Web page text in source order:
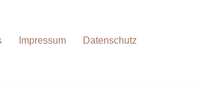
Impressum Datenschutz